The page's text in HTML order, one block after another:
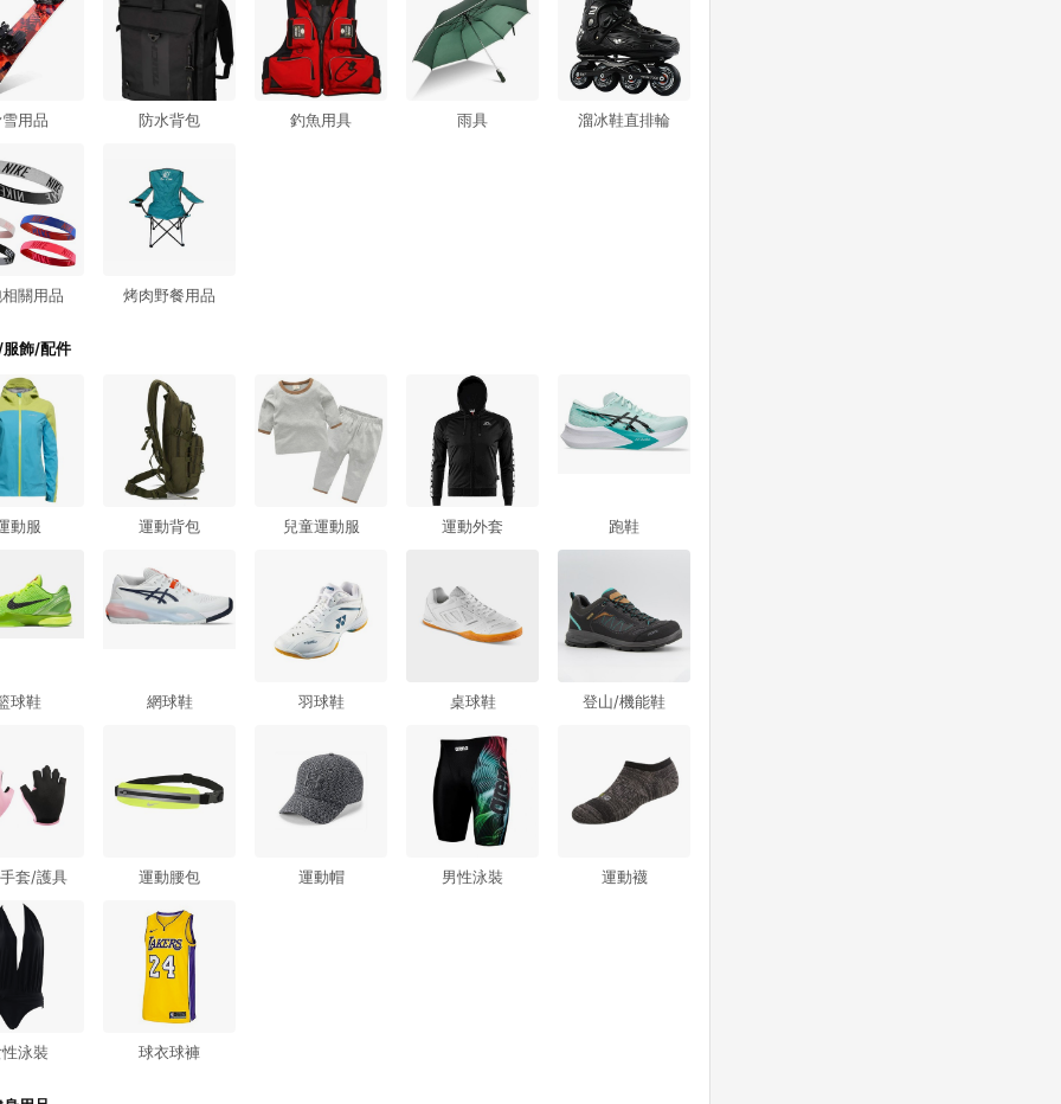
用品 防水背包 釣魚用具 雨具 溜冰鞋直排輪
關用品 烤肉野餐用品
飾/配件
動服 運動背包 兒童運動服 運動外套 跑鞋
球鞋 網球鞋 羽球鞋 桌球鞋 登山/機能鞋
套/護具 運動腰包 運動帽 男性泳裝 運動襪
泳裝 球衣球褲